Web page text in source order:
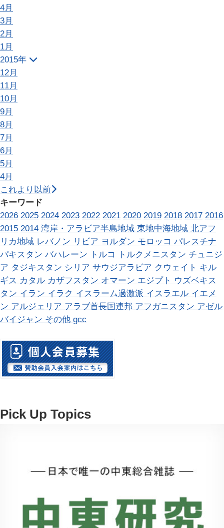
4月
3月
2月
1月
2015年
12月
11月
10月
9月
8月
7月
6月
5月
4月
これより以前
キーワード
2026 2025 2024 2023 2022 2021 2020 2019 2018 2017 2016
2015 2014 湾岸・アラビア半島地域 東地中海地域 北アフ
リカ地域 レバノン リビア ヨルダン モロッコ パレスチナ
パキスタン バハレーン トルコ トルクメニスタン チュニジ
ア タジキスタン シリア サウジアラビア クウェイト キル
ギス カタル カザフスタン オマーン エジプト ウズベキス
タン イラン イラク イスラーム過激派 イスラエル イエメ
ン アルジェリア アラブ首長国連邦 アフガニスタン アゼル
バイジャン その他 gcc
Pick Up Topics